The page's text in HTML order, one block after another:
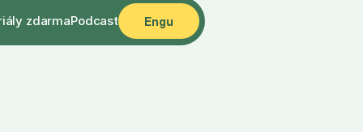
zdarmaPodcast Engu